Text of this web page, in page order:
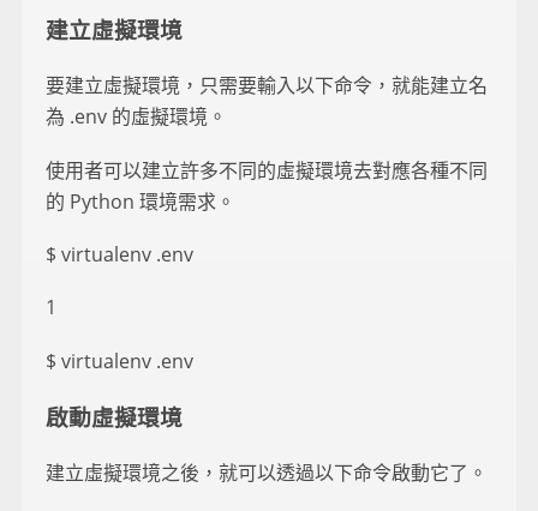
建立虛擬環境
要建立虛擬環境，只需要輸入以下命令，就能建立名
為 .env 的虛擬環境。
使用者可以建立許多不同的虛擬環境去對應各種不同
的 Python 環境需求。
$ virtualenv .env
1
$ virtualenv .env
啟動虛擬環境
建立虛擬環境之後，就可以透過以下命令啟動它了。